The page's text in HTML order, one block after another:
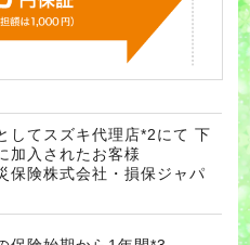
してスズキ代理店*2にて 下
加入されたお客様
保険株式会社・損保ジャパ